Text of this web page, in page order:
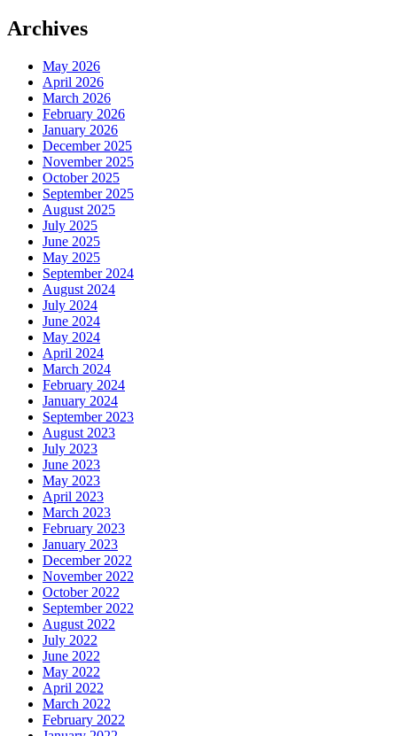
Archives
May 2026
April 2026
March 2026
February 2026
January 2026
December 2025
November 2025
October 2025
September 2025
August 2025
July 2025
June 2025
May 2025
September 2024
August 2024
July 2024
June 2024
May 2024
April 2024
March 2024
February 2024
January 2024
September 2023
August 2023
July 2023
June 2023
May 2023
April 2023
March 2023
February 2023
January 2023
December 2022
November 2022
October 2022
September 2022
August 2022
July 2022
June 2022
May 2022
April 2022
March 2022
February 2022